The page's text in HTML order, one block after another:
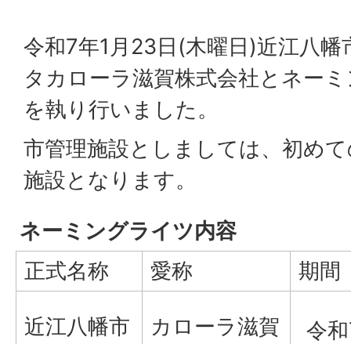
令和7年1月23日(木曜日)近江八
タカローラ滋賀株式会社とネー
を執り行いました。
市管理施設としましては、初め
施設となります。
ネーミングライツ内容
正式名称
愛称 期間
近江八幡市
カローラ滋賀
令